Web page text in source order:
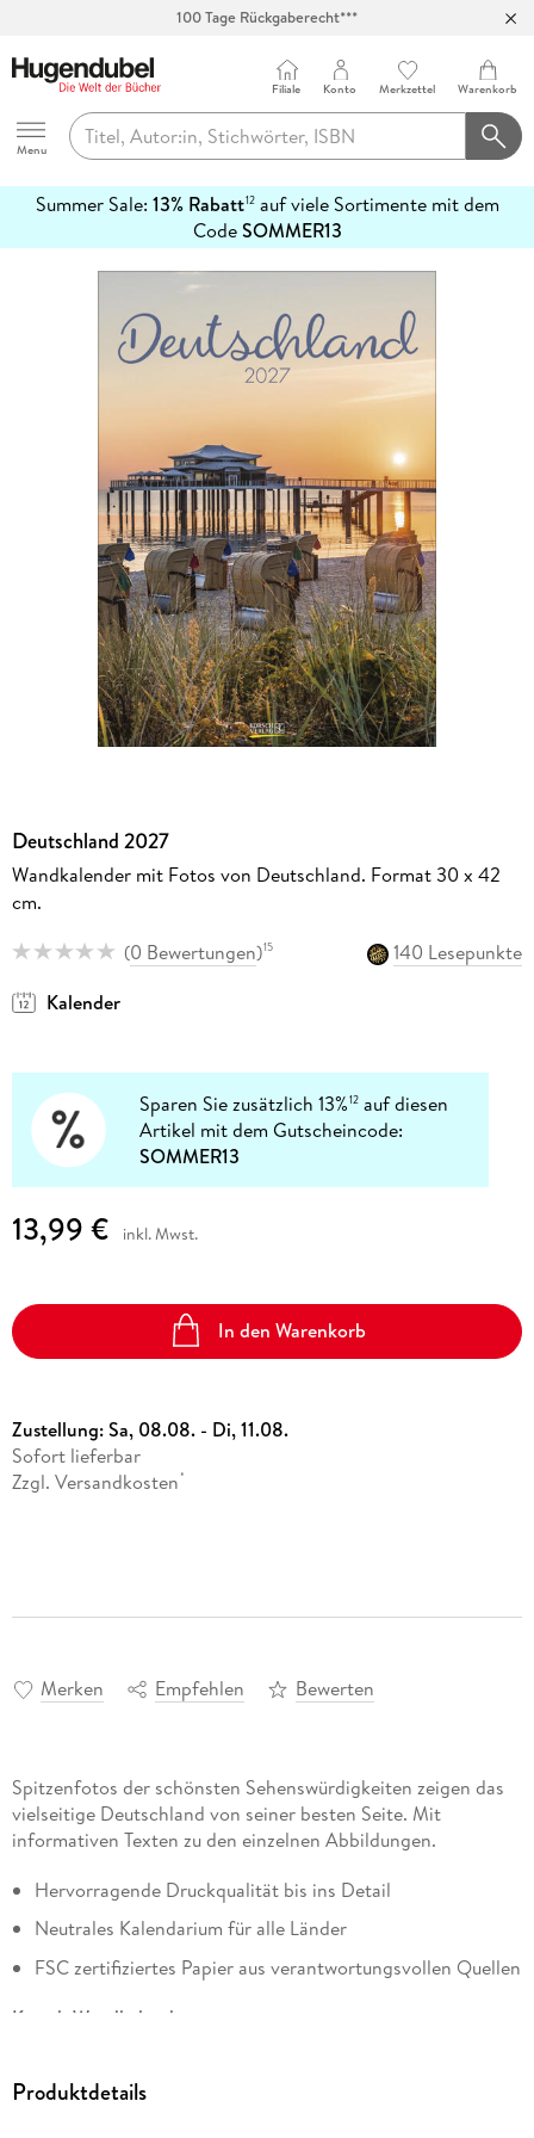
100 Tage Rückgaberecht***
Hugendubel
Menu
Filiale Konto Merkzettel Warenkorb
Summer Sale: 13% Rabatt12auf viele Sortimente mit dem
CodeSOMMER13
erfahren
Deutschland 2027
Wandkalender mit Fotos von Deutschland. Format 30 x 42
cm.
(0 Bewertungen)15
140 Lesepunkte
Kalender
Sparen Sie zusätzlich 13%12 auf diesen
Artikel mit dem Gutscheincode:
SOMMER13
13,99 € inkl. Mwst.
In den Warenkorb
Zustellung:Sa, 08.08. - Di, 11.08.
Sofort lieferbar
Zzgl. Versandkosten *
Merken Empfehlen Bewerten
Spitzenfotos der schönsten Sehenswürdigkeiten zeigen das
vielseitige Deutschland von seiner besten Seite. Mit
informativen Texten zu den einzelnen Abbildungen.
Hervorragende Druckqualität bis ins Detail
Neutrales Kalendarium für alle Länder
FSC zertifiziertes Papier aus verantwortungsvollen Quellen
Korsch Wandkalender
Kalender, sei es im Büro, in der Küche, im Wohn- oder
Produktdetails